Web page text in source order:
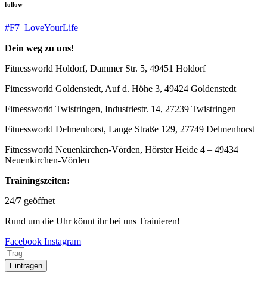
follow
#F7_LoveYourLife
Dein weg zu uns!
Fitnessworld Holdorf, Dammer Str. 5, 49451 Holdorf
Fitnessworld Goldenstedt, Auf d. Höhe 3, 49424 Goldenstedt
Fitnessworld Twistringen, Industriestr. 14, 27239 Twistringen
Fitnessworld Delmenhorst, Lange Straße 129, 27749 Delmenhorst
Fitnessworld Neuenkirchen-Vörden, Hörster Heide 4 – 49434
Neuenkirchen-Vörden
Trainingszeiten:
24/7 geöffnet
Rund um die Uhr könnt ihr bei uns Trainieren!
Facebook Instagram
Eintragen